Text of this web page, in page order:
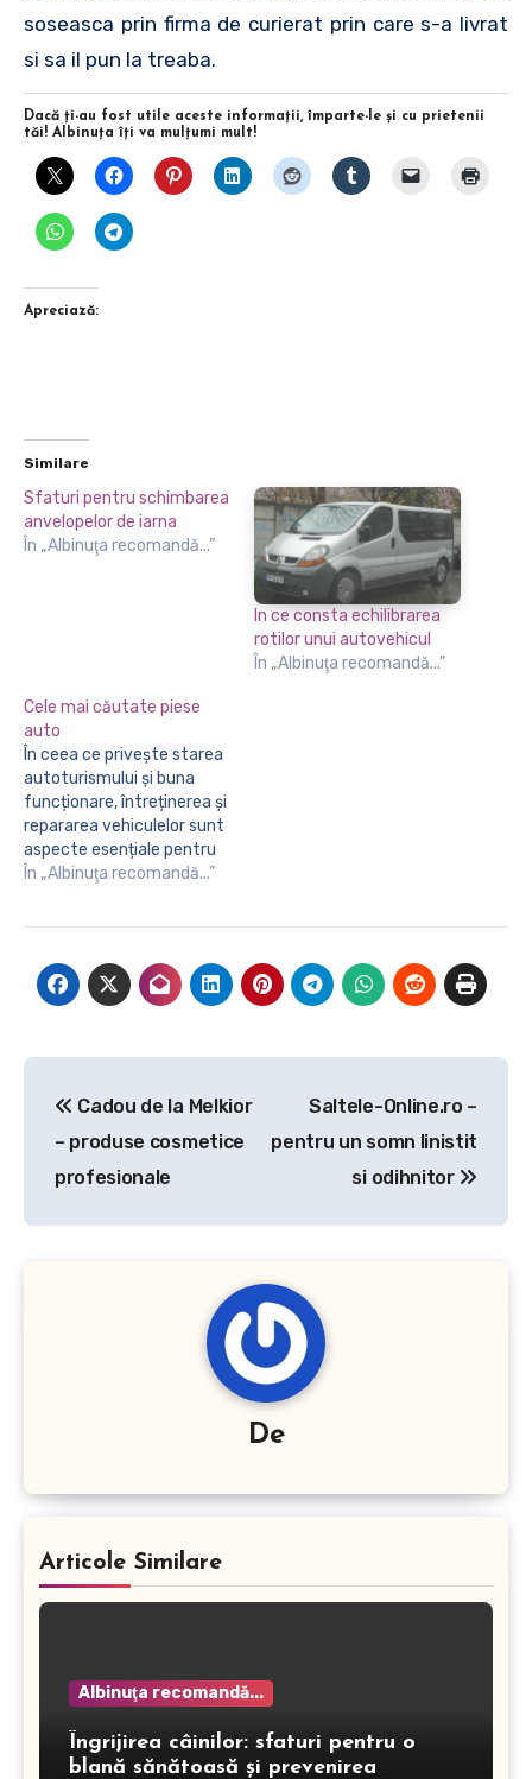
soseasca prin firma de curierat prin care s-a livrat
si sa il pun la treaba.
Dacă ţi-au fost utile aceste informaţii, împarte-le şi cu prietenii
tăi! Albinuţa îţi va mulţumi mult!
Apreciază:
Similare
Sfaturi pentru schimbarea
anvelopelor de iarna
În „Albinuţa recomandă...”
In ce consta echilibrarea
rotilor unui autovehicul
În „Albinuţa recomandă...”
Cele mai căutate piese
auto
autoturismului și buna
funcționare, întreținerea și
repararea vehiculelor sunt
aspecte esențiale pentru
menținerea performanței
căutate datorită uzurii
naturale sau a incidentelor.
Plăcuțele de frână…
În „Albinuţa recomandă...”
articole
Cadou de la Melkior
– produse cosmetice
profesionale
Saltele-Online.ro –
pentru un somn linistit
si odihnitor
De
Articole Similare
Albinuţa recomandă...
Îngrijirea câinilor: sfaturi pentru o
blană sănătoasă și prevenirea